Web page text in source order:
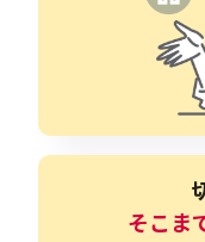
そこま